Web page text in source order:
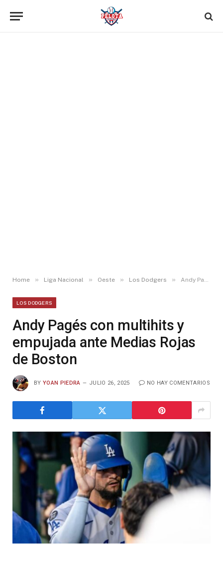
Home » Liga Nacional » Oeste » Los Dodgers » Andy Pagés con multihits y empujada ante Medias Rojas de Boston
LOS DODGERS
Andy Pagés con multihits y
empujada ante Medias Rojas
de Boston
BY YOAN PIEDRA JULIO 26, 2025 NO HAY COMENTARIOS